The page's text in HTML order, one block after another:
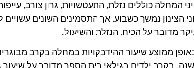
המחלה כוללים נזלת, התעטשויות, גרון צורב,
הצינון נמשך כשבוע, אך התסמינים השונים
מדובר על הכיח, הנזלת והשיעול.
ממוצע שיעור ההידבקויות במחלה בקרב
בקרב ילדים בגילאי בית הספר מדובר על שיעור